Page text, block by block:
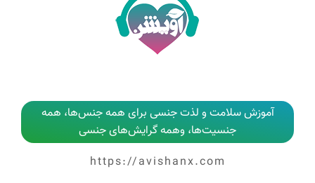
آموزش سلامت و لذت جنسی برای همه جنس‌ها، همه
جنسیت‌ها، وهمه گرایش‌های جنسی
https://avishanx.com